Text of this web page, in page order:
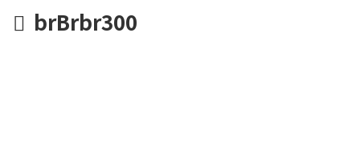
brBrbr300